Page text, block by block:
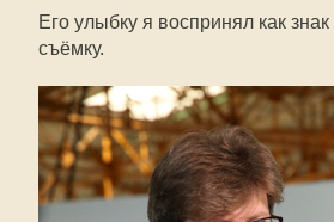
Его улыбку я воспринял как знак
съёмку.